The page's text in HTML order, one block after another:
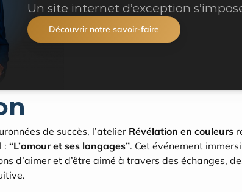
Un site internet d’exception
Découvrir notre savoir-faire
de succès, l’atelier Révélation en couleurs
: “L’amour et ses langages”. Cet événement
d’aimer et d’être aimé à travers des échanges,